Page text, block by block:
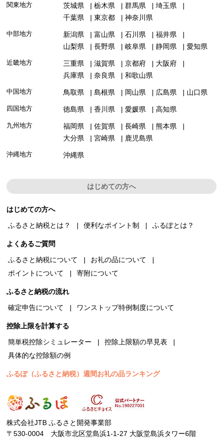
関東地方 茨城県 栃木県 群馬県
埼玉県
千葉県
東京都 神奈川県
中部地方 新潟県 富山県 石川県
福井県
山梨県
長野県 岐阜県 静岡県 愛知県
近畿地方 三重県 滋賀県 京都府
大阪府
兵庫県
奈良県 和歌山県
中国地方 鳥取県 島根県 岡山県 広島県 山口県
四国地方 徳島県 香川県 愛媛県 高知県
九州地方 福岡県 佐賀県 長崎県
熊本県
大分県
宮崎県 鹿児島県
沖縄地方 沖縄県
はじめての方へ
はじめての方へ
ふるさと納税とは？
便利なポイント制 ふるぽとは？
よくあるご質問
ふるさと納税について
お礼の品について
ポイントについて
寄附について
ふるさと納税の流れ
確定申告について
ワンストップ特例制度について
控除上限を計算する
簡単税控除シミュレーター
控除上限額の早見表
具体的な控除額の例
ふるぽ（ふるさと納税）週間お礼の品ランキング
株式会社JTB ふるさと開発事業部
〒530-0004 大阪市北区堂島浜1-1-27 大阪堂島浜タワー6階